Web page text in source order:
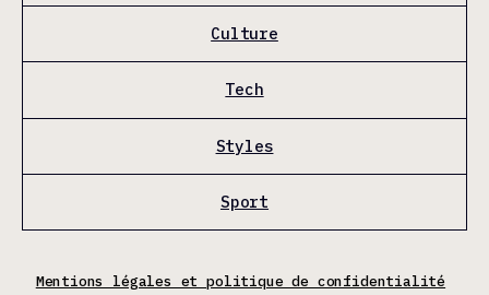
Culture
Tech
Styles
Sport
Mentions légales et politique de confidentialité